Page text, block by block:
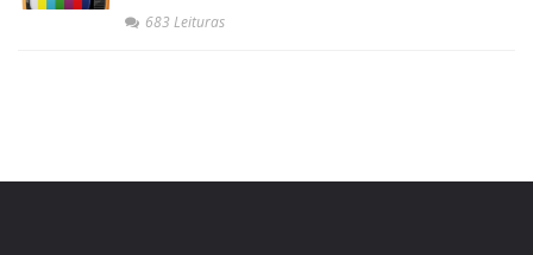
683 Leituras